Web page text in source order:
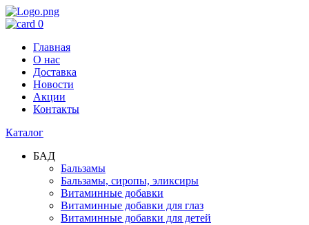
0
Главная
О нас
Доставка
Новости
Акции
Контакты
Каталог
БАД
Бальзамы
Бальзамы, сиропы, эликсиры
Витаминные добавки
Витаминные добавки для глаз
Витаминные добавки для детей